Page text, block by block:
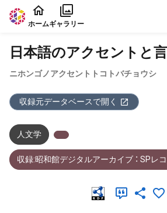
本文に飛ぶ
ホームギャラリー
日本語のアクセントと言
ニホンゴノアクセントトコトバチョウシ
収録元データベースで開く
人文学
収録:昭和館デジタルアーカイブ ： SPレ